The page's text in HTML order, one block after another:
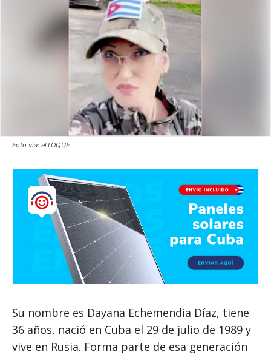
Foto vía: elTOQUE
Su nombre es Dayana Echemendia Díaz, tiene
36 años, nació en Cuba el 29 de julio de 1989 y
vive en Rusia. Forma parte de esa generación